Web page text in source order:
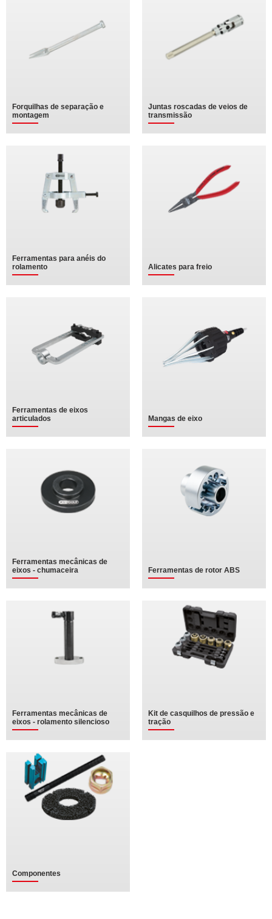
Forquilhas de separação e
montagem
Juntas roscadas de veios de
transmissão
Ferramentas para anéis do
rolamento
Alicates para freio
Ferramentas de eixos
articulados
Mangas de eixo
Ferramentas mecânicas de
eixos - chumaceira
Ferramentas de rotor ABS
Ferramentas mecânicas de
eixos - rolamento silencioso
Kit de casquilhos de pressão e
tração
Componentes